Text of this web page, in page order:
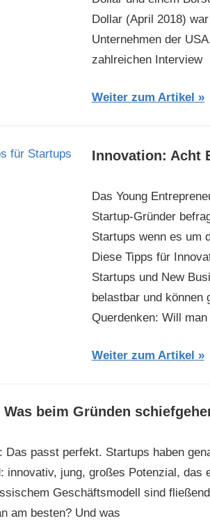
Dollar (April 2018)
Unternehmen der
zahlreichen Interview
Weiter zum Artikel
Innovation: Acht
Das Young
Startup-Gründer
Startups wenn es um
Diese Tipps für
Startups und New
belastbar und können
Querdenken: Will man
Weiter zum Artikel
beim Gründen
Das passt perfekt. Startups haben
innovativ, jung, großes Potenzial, das
Geschäftsmodell sind
am besten? Und was